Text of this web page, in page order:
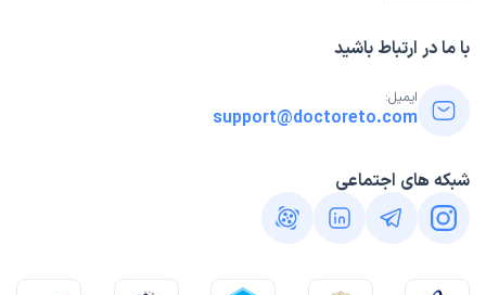
با ما در ارتباط باشید
ایمیل:
support@doctoreto.com
شبکه های اجتماعی